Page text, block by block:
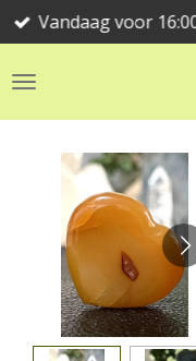
Ga
direct
naar
Vandaag voor